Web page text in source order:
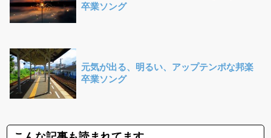
卒業ソング
元気が出る、明るい、アップテンポな邦楽
卒業ソング